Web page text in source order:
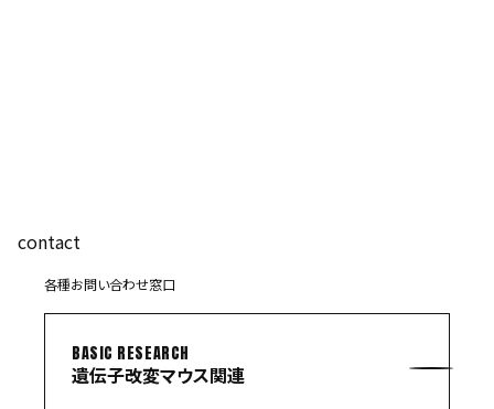
contact
各種お問い合わせ窓口
遺伝子改変マウス関連
BASIC RESEARCH